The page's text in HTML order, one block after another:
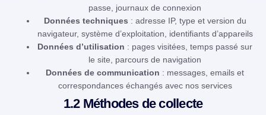
passe, journaux de connexion
Données techniques : adresse IP, type et version du
navigateur, système d’exploitation, identifiants d’appareils
Données d’utilisation : pages visitées, temps passé sur
le site, parcours de navigation
Données de communication : messages, emails et
correspondances échangés avec nos services
1.2 Méthodes de collecte